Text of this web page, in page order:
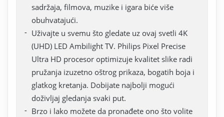
sadržaja, filmova, muzike i igara biće više
obuhvatajući.
Uživajte u svemu što gledate uz ovaj svetli 4K
(UHD) LED Ambilight TV. Philips Pixel Precise
Ultra HD procesor optimizuje kvalitet slike radi
pružanja izuzetno oštrog prikaza, bogatih boja i
glatkog kretanja. Dobijate najbolji mogući
doživljaj gledanja svaki put.
Brzo i lako možete da pronađete ono što volite